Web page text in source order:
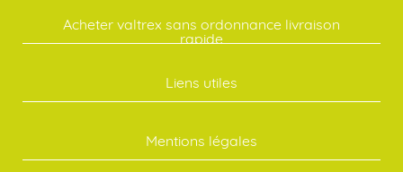
Acheter valtrex sans ordonnance livraison
rapide
Liens utiles
Mentions légales